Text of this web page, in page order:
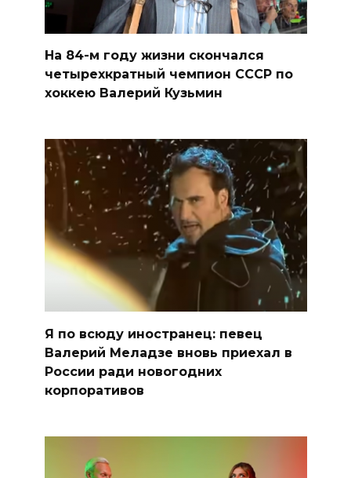
На 84-м году жизни скончался
четырехкратный чемпион СССР по
хоккею Валерий Кузьмин
Я по всюду иностранец: певец
Валерий Меладзе вновь приехал в
России ради новогодних
корпоративов